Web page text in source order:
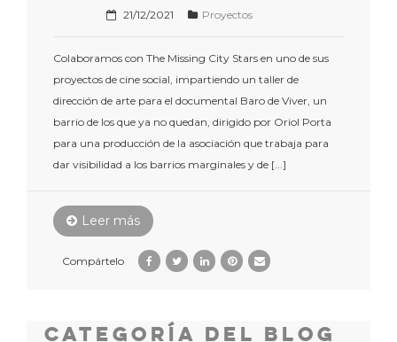
21/12/2021
Leer más
Categoría del Blog